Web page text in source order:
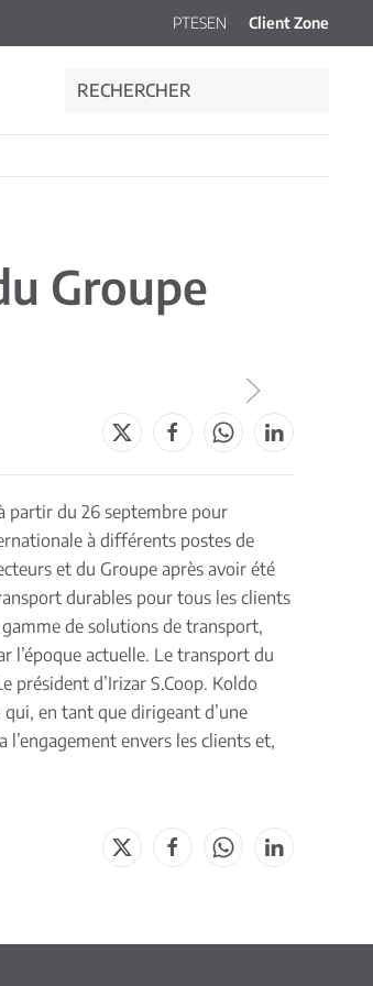
PTESEN Client Zone
Groupe
partir du 26 septembre pour
à différents postes de
et du Groupe après avoir été
durables pour tous les clients
de solutions de transport,
l’époque actuelle. Le transport du
d’Irizar S.Coop. Koldo
en tant que dirigeant d’une
envers les clients et,